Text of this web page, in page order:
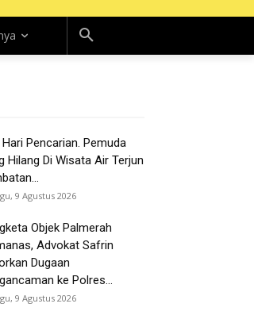
Hari Pencarian. Pemuda
Hilang Di Wisata Air Terjun
9 Agustus 2026
Objek Palmerah
Advokat Safrin
Dugaan
ke Polres...
9 Agustus 2026